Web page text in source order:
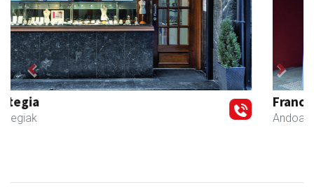
Francisco Mendikute
Andoain
Previous Next